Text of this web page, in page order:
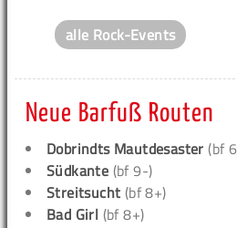
alle Rock-Events
Neue Barfuß Routen
Dobrindts Mautdesaster (bf
Südkante (bf 9-)
Streitsucht (bf 8+)
Bad Girl (bf 8+)